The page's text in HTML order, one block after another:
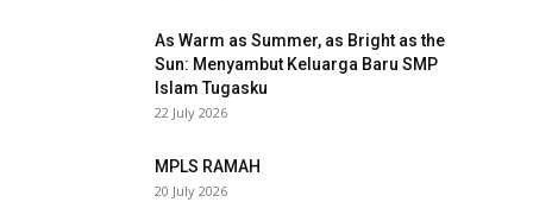
As Warm as Summer, as Bright as the
Sun: Menyambut Keluarga Baru SMP
Islam Tugasku
22 July 2026
MPLS RAMAH
20 July 2026